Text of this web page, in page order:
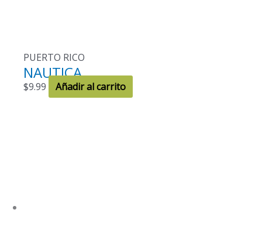
PUERTO RICO
NAUTICA
$9.99 Añadir al carrito